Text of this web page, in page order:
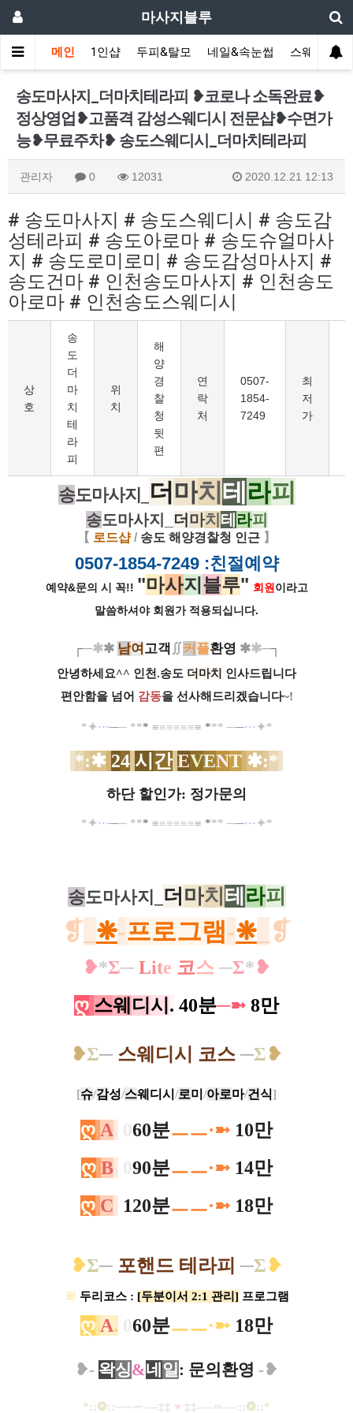
마사지블루
메인 1인샵 두피&탈모 네일&속눈썹 스웨디시(
송도마사지_더마치테라피 ❥코로나 소독완료❥
정상영업❥고품격 감성스웨디시 전문샵❥수면가
능❥무료주차❥ 송도스웨디시_더마치테라피
관리자 0 12031 2020.12.21 12:13
# 송도마사지 # 송도스웨디시 # 송도감
성테라피 # 송도아로마 # 송도슈얼마사
지 # 송도로미로미 # 송도감성마사지 #
송도건마 # 인천송도마사지 # 인천송도
아로마 # 인천송도스웨디시
상
호
송
도
더
마
치
테
라
피
위
치
해
양
경
찰
청
뒷
편
연
락
처
0507-
1854-
7249
최
저
가
송도마사지_ 더 마치 테 라피
송도마사지_ 더 마치 테 라피
【 로드샵/ 송도 해양경찰청 인근 】
0507-1854-7249:친절예약
예약&문의 시 꼭!! "마사지 블루" 회원 이라고
말씀하셔야 회원가 적용되십니다.
┌─✱✱ 남여 고객 ∬커 플환영 ✱✱─┐
안녕하세요^^ 인천.송도 더마치 인사드립니다
편안함을 넘어 감동을 선사해드리겠습니다~!
*✦···── *** ≡≡≡≡≡≡≡ *** ──···✦*
*:✱ 24 시 간 EVENT ✱:*
하단 할인가: 정가문의
*✦···── *** ≡≡≡≡≡≡≡ *** ──···✦*
송도마사지_ 더 마치 테 라피
❡ ❋-프로그램-❋ ❡
❥*Σ─ Lite 코스 ─Σ*❥
ღ 스웨 디 시 . 40분─➼ 8만​
❥Σ─ 스웨디시 코스 ─Σ❥
[슈/감성/스웨디시 /로미 /아로마/건식]
ღ A 60분ㅡㅡ·➼ 10만
ღ B. 90분ㅡㅡ·➼ 14만
ღ C 120분ㅡㅡ·➼ 18만
❥Σ─ 포핸드 테라피 ─Σ❥
※ 두리코스 : [두분이서 2:1 관리] 프로그램
ღ A. 60분ㅡㅡ·➼ 18만
​❥- 왁싱&네 일: 문의환영 -❥
*::❂::──∽----‡‡ ♥ ‡‡----∽----::❂::*